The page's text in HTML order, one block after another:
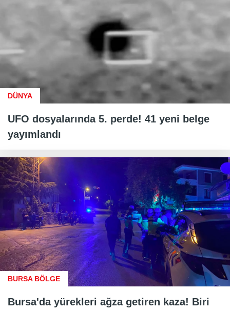
DÜNYA
UFO dosyalarında 5. perde! 41 yeni belge
yayımlandı
BURSA BÖLGE
Bursa'da yürekleri ağza getiren kaza! Biri